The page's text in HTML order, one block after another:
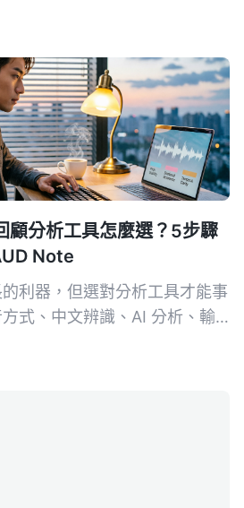
顧分析工具怎麼選？5步驟
Note
利器，但選對分析工具才能事
式、中文辨識、AI 分析、輸